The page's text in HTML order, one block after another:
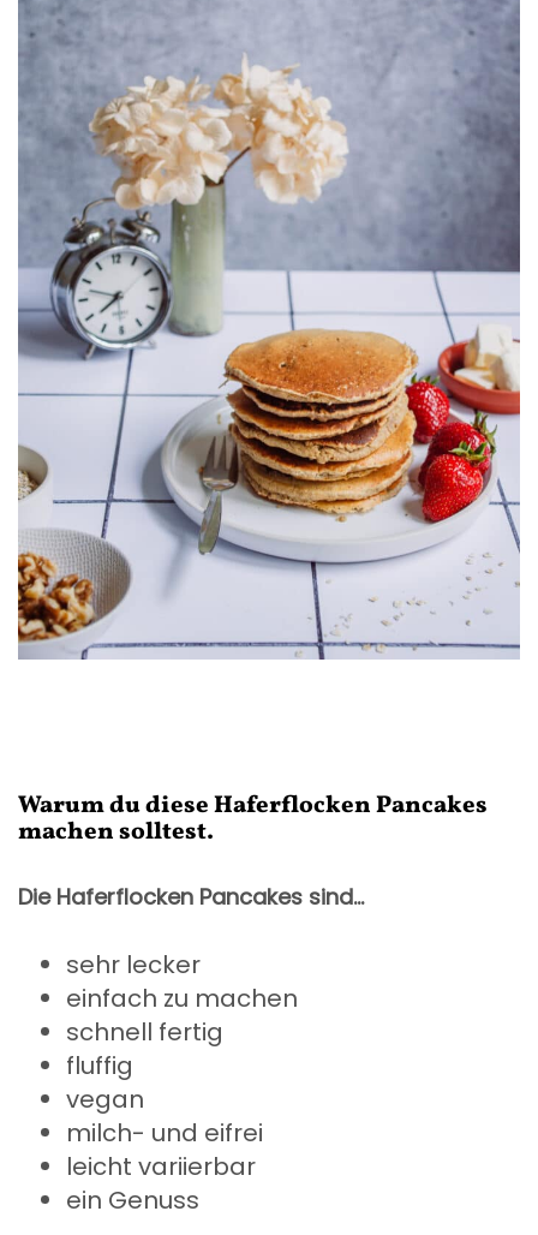
Warum du diese Haferflocken Pancakes
machen solltest.
Die Haferflocken Pancakes sind…
sehr lecker
einfach zu machen
schnell fertig
fluffig
vegan
milch- und eifrei
leicht variierbar
ein Genuss